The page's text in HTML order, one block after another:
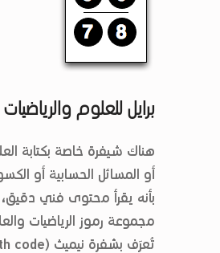
برايل للعلوم والرياضيات
هناك شيفرة خاصة بكتابة
أو المسائل الحسابية أو
بأنه يقرأ محتوى فني
مجموعة رموز الرياضيات
تُعرَف بشفرة نيميث (Nemeth code).